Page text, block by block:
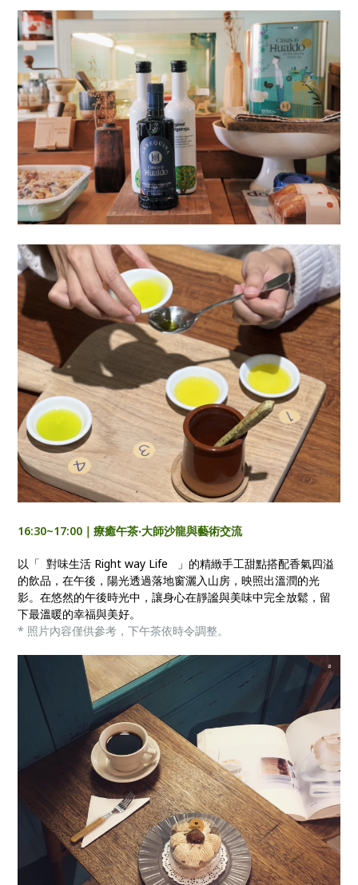
16:30~17:00｜療癒午茶‧大師沙龍與藝術交流
以「 對味生活 Right way Life 」的精緻手工甜點搭配香氣四溢
的飲品，在午後，陽光透過落地窗灑入山房，映照出溫潤的光
影。在悠然的午後時光中，讓身心在靜謐與美味中完全放鬆，留
下最溫暖的幸福與美好。
* 照片內容僅供參考，下午茶依時令調整。